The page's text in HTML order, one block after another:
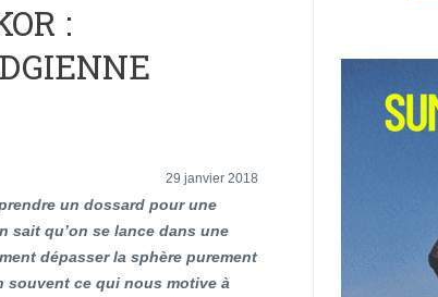
:
29 janvier 2018
un dossard pour une
sait qu’on se lance dans une
dépasser la sphère purement
souvent ce qui nous motive à